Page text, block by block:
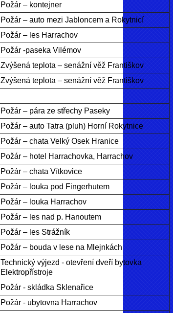
Požár – kontejner
Požár – auto mezi Jabloncem a Rokytnicí
Požár – les Harrachov
Požár -paseka Vilémov
Zvýšená teplota – senážní věž Františkov
Zvýšená teplota – senážní věž Františkov
Požár – pára ze střechy Paseky
Požár – auto Tatra (pluh) Horní Rokytnice
Požár – chata Velký Osek Hranice
Požár – hotel Harrachovka, Harrachov
Požár – chata Vítkovice
Požár – louka pod Fingerhutem
Požár – louka Harrachov
Požár – les nad p. Hanoutem
Požár – les Strážník
Požár – bouda v lese na Mlejnkách
Technický výjezd - otevření dveří bytovka
Elektropřístroje
Požár - skládka Sklenařice
Požár - ubytovna Harrachov